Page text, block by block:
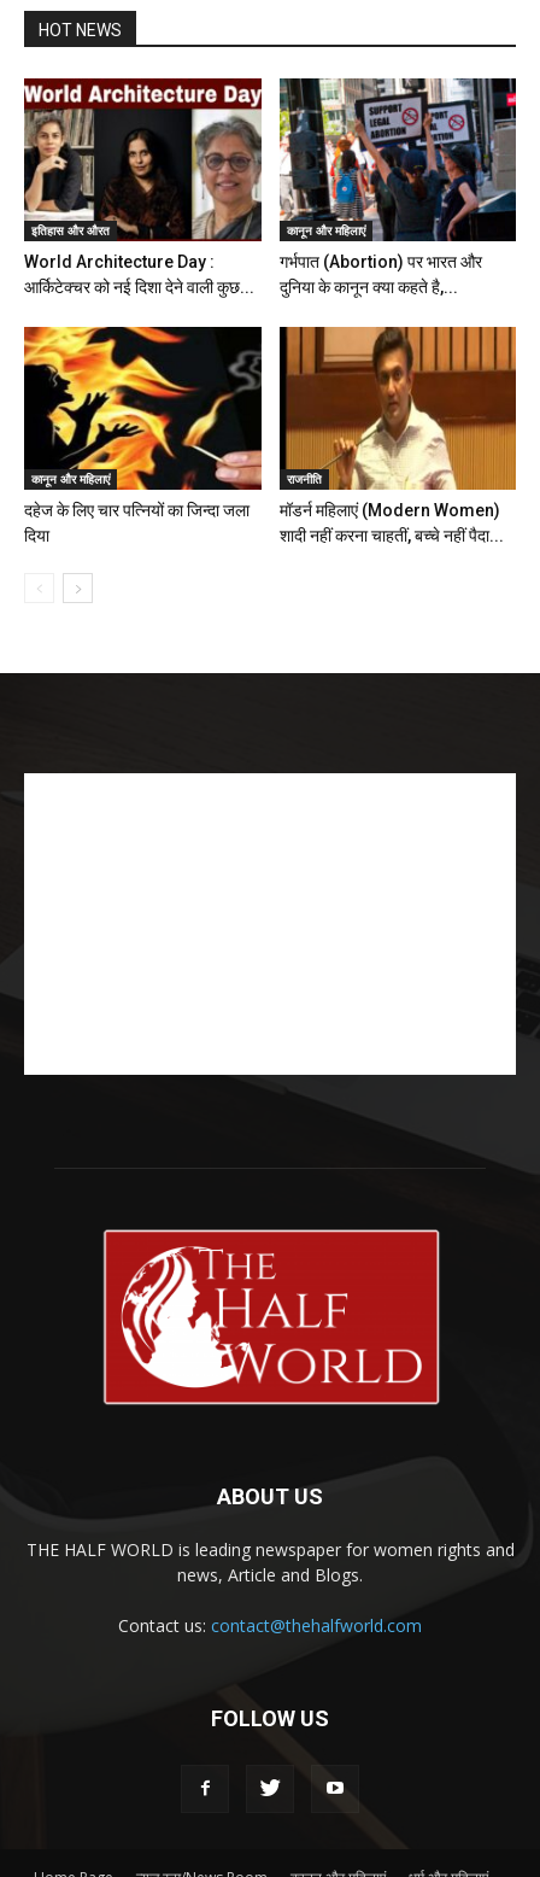
HOT NEWS
इतिहास और औरत
World Architecture Day :
आर्किटेक्चर को नई दिशा देने वाली कुछ...
कानून और महिलाएं
गर्भपात (Abortion) पर भारत और
दुनिया के कानून क्या कहते है,...
कानून और महिलाएं
दहेज के लिए चार पत्नियों का जिन्दा जला
दिया
राजनीति
मॉडर्न महिलाएं (Modern Women)
शादी नहीं करना चाहतीं, बच्चे नहीं पैदा...
ABOUT US
THE HALF WORLD is leading newspaper for women rights and
news, Article and Blogs.
Contact us: contact@thehalfworld.com
FOLLOW US